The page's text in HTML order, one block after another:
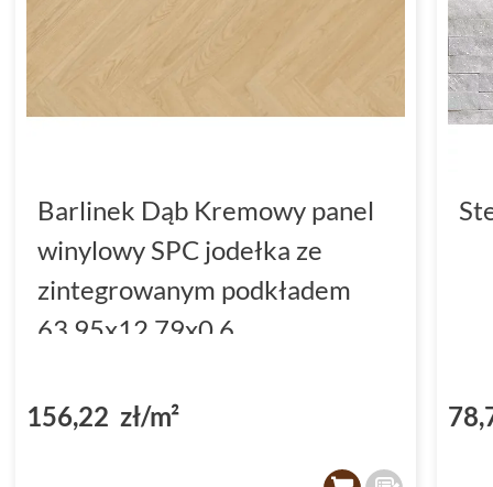
Barlinek Dąb Kremowy panel
winylowy SPC jodełka ze
zintegrowanym podkładem
63.95x12.79x0.6
156,22 zł/m²